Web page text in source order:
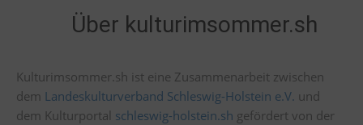
Über kulturimsommer.sh
Kulturimsommer.sh ist eine Zusammenarbeit zwischen
dem Landeskulturverband Schleswig-Holstein e.V. und
dem Kulturportal schleswig-holstein.sh gefördert von der